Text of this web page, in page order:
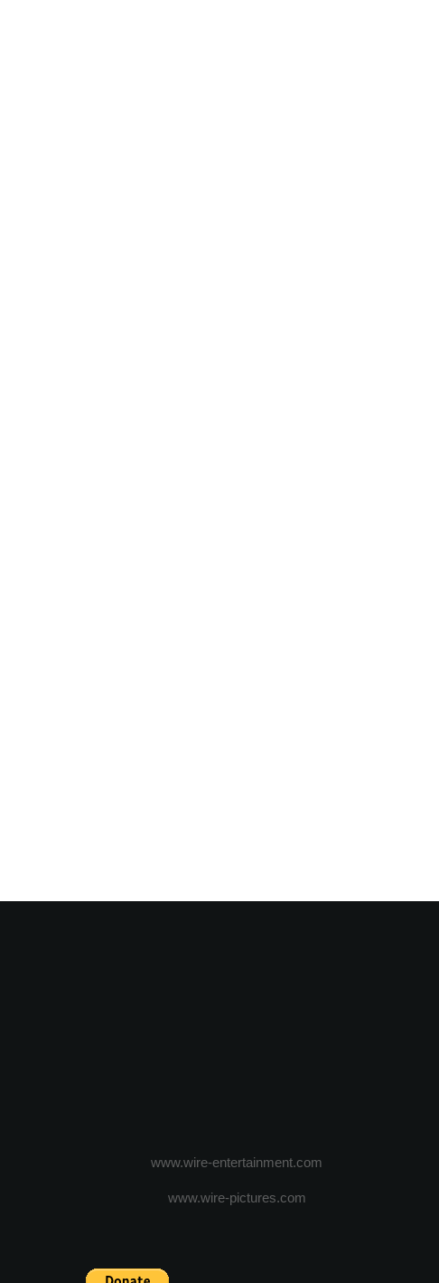
www.wire-entertainment.com
www.wire-pictures.com